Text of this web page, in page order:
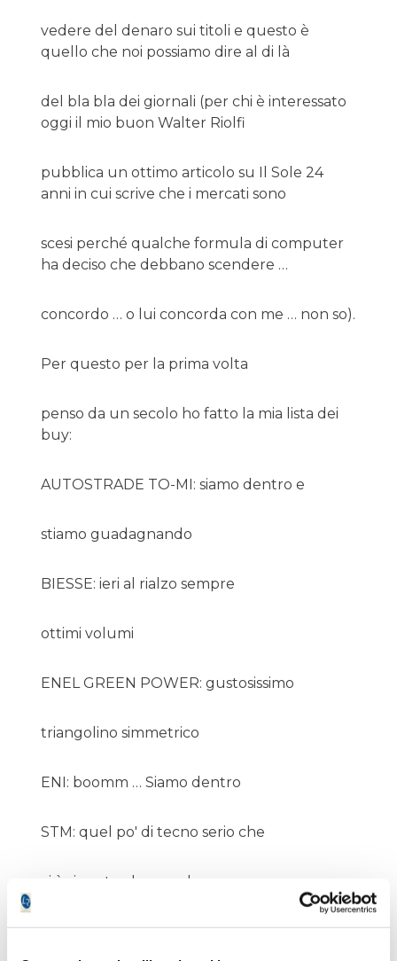
vedere del denaro sui titoli e questo è
quello che noi possiamo dire al di là
del bla bla dei giornali (per chi è interessato
oggi il mio buon Walter Riolfi
pubblica un ottimo articolo su Il Sole 24
anni in cui scrive che i mercati sono
scesi perché qualche formula di computer
ha deciso che debbano scendere …
concordo … o lui concorda con me … non so).
Per questo per la prima volta
penso da un secolo ho fatto la mia lista dei
buy:
AUTOSTRADE TO-MI: siamo dentro e
stiamo guadagnando
BIESSE: ieri al rialzo sempre
ottimi volumi
ENEL GREEN POWER: gustosissimo
triangolino simmetrico
ENI: boomm … Siamo dentro
STM: quel po' di tecno serio che
ci è rimasto, da prendere non appena